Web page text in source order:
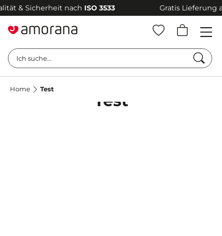
& Sicherheit nachISO 3533 Gratis Lieferung ab
Ich suche...
Home Test
Test